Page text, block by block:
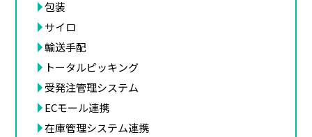
包装
サイロ
輸送手配
トータルピッキング
受発注管理システム
ECモール連携
在庫管理システム連携